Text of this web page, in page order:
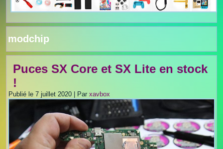
modchip
Puces SX Core et SX Lite en stock
!
Publié le 7 juillet 2020 Par xavbox